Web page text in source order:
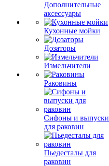
Дополнительные
аксессуары
Кухонные мойки
Дозаторы
Измельчители
Раковины
Сифоны и выпуски
для раковин
Пьедесталы для
раковин